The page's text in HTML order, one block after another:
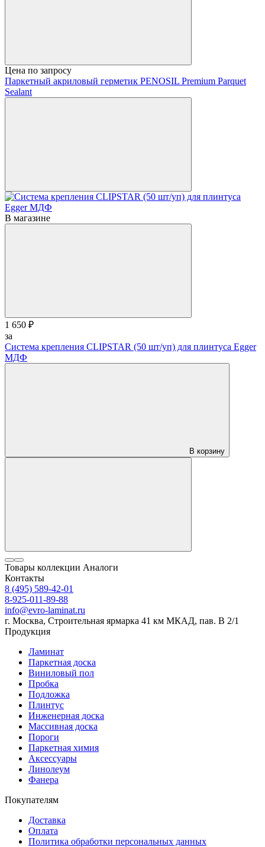
Цена по запросу
Паркетный акриловый герметик PENOSIL Premium Parquet
Sealant
В магазине
1 650 ₽
за
Система крепления CLIPSTAR (50 шт/уп) для плинтуса Egger
МДФ
В корзину
Товары коллекции Аналоги
Контакты
8 (495) 589-42-01
8-925-011-89-88
info@evro-laminat.ru
г. Москва, Строительная ярмарка 41 км МКАД, пав. В 2/1
Продукция
Ламинат
Паркетная доска
Виниловый пол
Пробка
Подложка
Плинтус
Инженерная доска
Массивная доска
Пороги
Паркетная химия
Аксессуары
Линолеум
Фанера
Покупателям
Доставка
Оплата
Политика обработки персональных данных